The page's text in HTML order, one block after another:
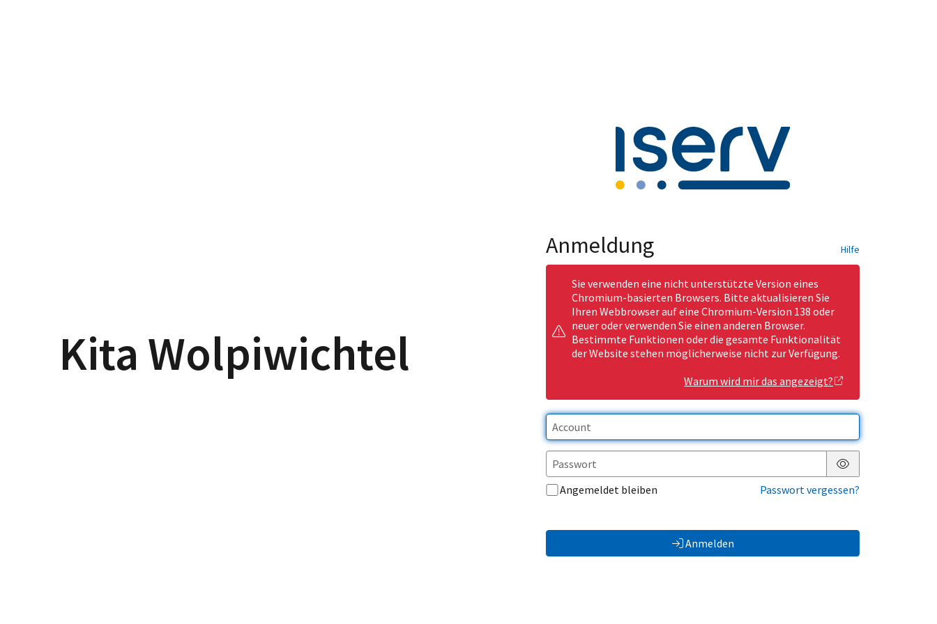
Kita Wolpiwichtel
Anmeldung Hilfe
Sie verwenden eine nicht unterstützte Version eines
Chromium-basierten Browsers. Bitte aktualisieren Sie
Ihren Webbrowser auf eine Chromium-Version 138 oder
neuer oder verwenden Sie einen anderen Browser.
Bestimmte Funktionen oder die gesamte Funktionalität
der Website stehen möglicherweise nicht zur Verfügung.
Warum wird mir das angezeigt?
Passwort anzeigen
Angemeldet bleiben
Passwort vergessen?
Anmelden